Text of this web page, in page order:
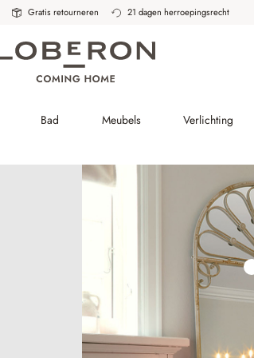
Gratis retourneren 21 dagen herroepingsrecht
Bad Meubels Verlichting